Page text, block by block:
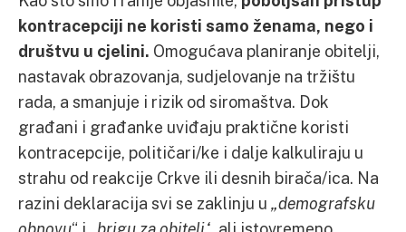
kontracepciji ne koristi samo ženama, nego i
društvu u cjelini. Omogućava planiranje obitelji,
nastavak obrazovanja, sudjelovanje na tržištu
rada, a smanjuje i rizik od siromaštva. Dok
građani i građanke uviđaju praktične koristi
kontracepcije, političari/ke i dalje kalkuliraju u
strahu od reakcije Crkve ili desnih birača/ica. Na
razini deklaracija svi se zaklinju u „demografsku
obnovu“ i „brigu za obitelj“, ali istovremeno